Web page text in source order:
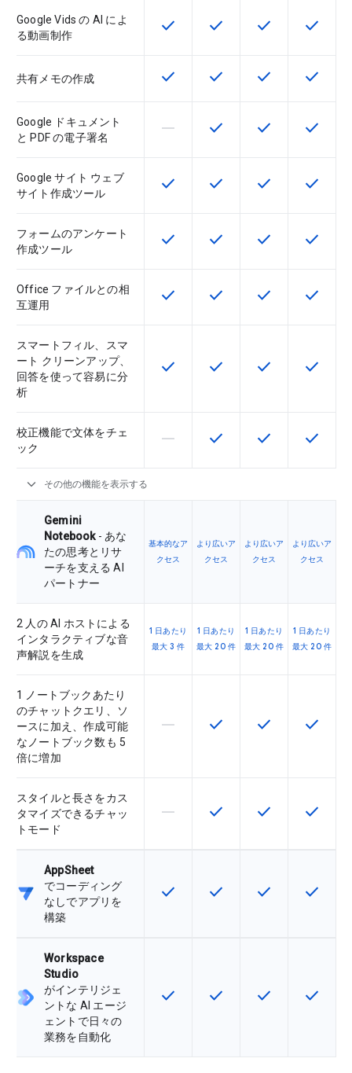
Google Vids の AI によ
る動画制作
この機能は該当の SKU で利用で
check この機能は該当の SKU
check この機能は該当
check この機
check
共有メモの作成 この機能は該当の SKU で利用で
check この機能は該当の SKU
check この機能は該当
check この機
check
Google ドキュメント
と PDF の電子署名
この機能は該当の SKU でサポー
horizontal_rule この機能は該当の SKU
check この機能は該当
check この機
check
Google サイト ウェブ
サイト作成ツール
この機能は該当の SKU で利用で
check この機能は該当の SKU
check この機能は該当
check この機
check
フォームのアンケート
作成ツール
この機能は該当の SKU で利用で
check この機能は該当の SKU
check この機能は該当
check この機
check
Office ファイルとの相
互運用
この機能は該当の SKU で利用で
check この機能は該当の SKU
check この機能は該当
check この機
check
スマートフィル、スマ
ート クリーンアップ、
回答を使って容易に分
析
この機能は該当の SKU で利用で
check この機能は該当の SKU
check この機能は該当
check この機
check
校正機能で文体をチェ
ック
この機能は該当の SKU でサポー
horizontal_rule この機能は該当の SKU
check この機能は該当
check この機
check
expand_more その他の機能を表示する
Gemini
Notebook- あな
たの思考とリサ
ーチを支える AI
パートナー
基本的なア
クセス
より広いア
クセス
より広いア
クセス
より広いア
クセス
2 人の AI ホストによる
インタラクティブな音
声解説を生成
1 日あたり
最大 3 件
1 日あたり
最大 20 件
1 日あたり
最大 20 件
1 日あたり
最大 20 件
1 ノートブックあたり
のチャットクエリ、ソ
ースに加え、作成可能
なノートブック数も 5
倍に増加
この機能は該当の SKU でサポー
horizontal_rule この機能は該当の SKU
check この機能は該当
check この機
check
スタイルと長さをカス
タマイズできるチャッ
トモード
この機能は該当の SKU でサポー
horizontal_rule この機能は該当の SKU
check この機能は該当
check この機
check
AppSheet
でコーディング
なしでアプリを
構築
この機能は該当の SKU で利用で
check この機能は該当の SKU
check この機能は該当
check この機
check
Workspace
Studio
がインテリジェ
ントな AI エージ
ェントで日々の
業務を自動化
この機能は該当の SKU で利用で
check この機能は該当の SKU
check この機能は該当
check この機
check